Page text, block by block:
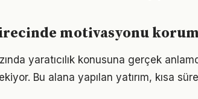
motivasyonu
yaratıcılık konusuna gerçek
Bu alana yapılan yatırım, kısa